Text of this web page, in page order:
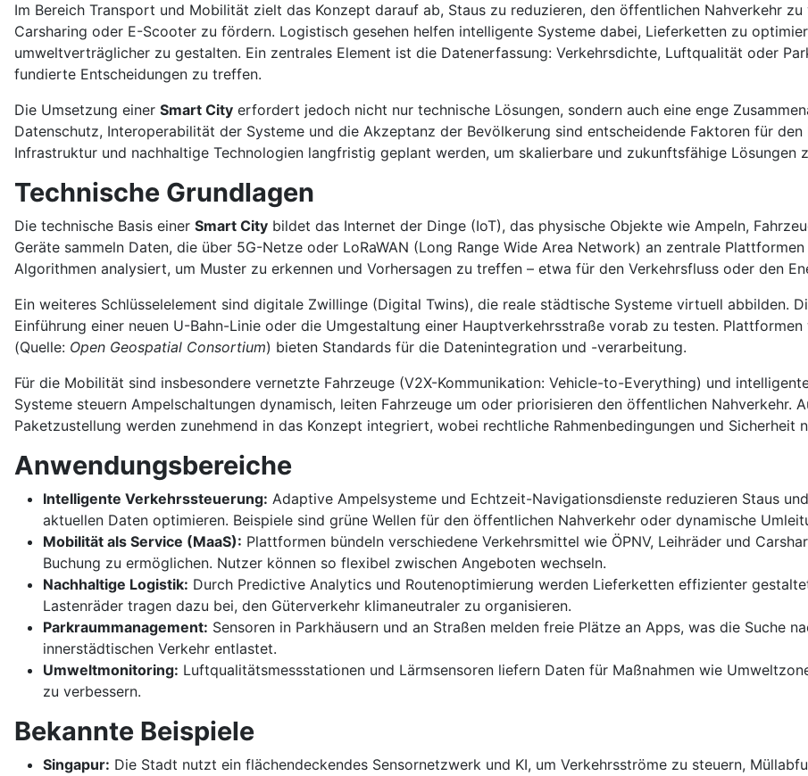
Im Bereich Transport und Mobilität zielt das Konzept darauf ab, Staus zu reduzieren, den öffentlichen Nahverkehr
Carsharing oder E-Scooter zu fördern. Logistisch gesehen helfen intelligente Systeme dabei, Lieferketten zu
umweltverträglicher zu gestalten. Ein zentrales Element ist die Datenerfassung: Verkehrsdichte, Luftqualität oder
fundierte Entscheidungen zu treffen.
Die Umsetzung einer Smart City erfordert jedoch nicht nur technische Lösungen, sondern auch eine enge
Datenschutz, Interoperabilität der Systeme und die Akzeptanz der Bevölkerung sind entscheidende Faktoren für
Infrastruktur und nachhaltige Technologien langfristig geplant werden, um skalierbare und zukunftsfähige Lösungen
Technische Grundlagen
Die technische Basis einer Smart City bildet das Internet der Dinge (IoT), das physische Objekte wie Ampeln,
Geräte sammeln Daten, die über 5G-Netze oder LoRaWAN (Long Range Wide Area Network) an zentrale
Algorithmen analysiert, um Muster zu erkennen und Vorhersagen zu treffen – etwa für den Verkehrsfluss oder den
Ein weiteres Schlüsselelement sind digitale Zwillinge (Digital Twins), die reale städtische Systeme virtuell abbilden.
Einführung einer neuen U-Bahn-Linie oder die Umgestaltung einer Hauptverkehrsstraße vorab zu testen. Plattformen
(Quelle: Open Geospatial Consortium) bieten Standards für die Datenintegration und -verarbeitung.
Für die Mobilität sind insbesondere vernetzte Fahrzeuge (V2X-Kommunikation: Vehicle-to-Everything) und
Systeme steuern Ampelschaltungen dynamisch, leiten Fahrzeuge um oder priorisieren den öffentlichen Nahverkehr.
Paketzustellung werden zunehmend in das Konzept integriert, wobei rechtliche Rahmenbedingungen und Sicherheit
Anwendungsbereiche
Intelligente Verkehrssteuerung: Adaptive Ampelsysteme und Echtzeit-Navigationsdienste reduzieren Staus
aktuellen Daten optimieren. Beispiele sind grüne Wellen für den öffentlichen Nahverkehr oder dynamische
Mobilität als Service (MaaS): Plattformen bündeln verschiedene Verkehrsmittel wie ÖPNV, Leihräder und
Buchung zu ermöglichen. Nutzer können so flexibel zwischen Angeboten wechseln.
Nachhaltige Logistik: Durch Predictive Analytics und Routenoptimierung werden Lieferketten effizienter
Lastenräder tragen dazu bei, den Güterverkehr klimaneutraler zu organisieren.
Parkraummanagement: Sensoren in Parkhäusern und an Straßen melden freie Plätze an Apps, was die Suche
innerstädtischen Verkehr entlastet.
Umweltmonitoring: Luftqualitätsmessstationen und Lärmsensoren liefern Daten für Maßnahmen wie
zu verbessern.
Bekannte Beispiele
Singapur: Die Stadt nutzt ein flächendeckendes Sensornetzwerk und KI, um Verkehrsströme zu steuern,